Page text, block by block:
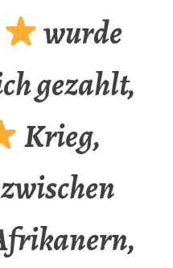
wurde
gezahlt,
Krieg,